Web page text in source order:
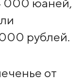
рублей.
от